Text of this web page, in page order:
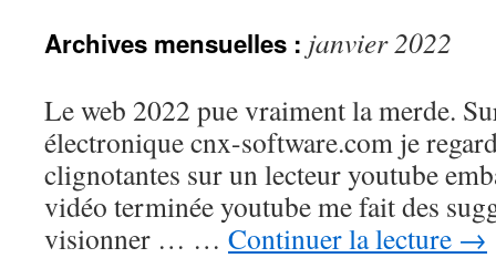
Archives mensuelles : janvier 2022
Le web 2022 pue vraiment la merde.
électronique cnx-software.com je
clignotantes sur un lecteur youtube
vidéo terminée youtube me fait des
visionner … … Continuer la lecture →